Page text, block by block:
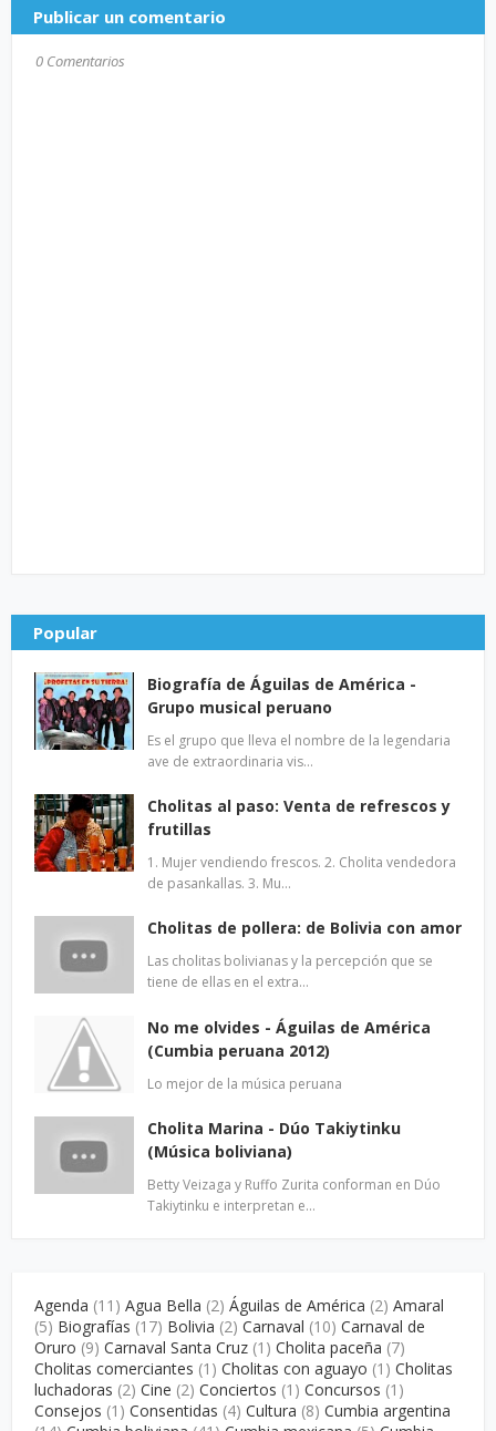
Publicar un comentario
0 Comentarios
Popular
Biografía de Águilas de América -
Grupo musical peruano
Es el grupo que lleva el nombre de la legendaria
ave de extraordinaria vis…
Cholitas al paso: Venta de refrescos y
frutillas
1. Mujer vendiendo frescos. 2. Cholita vendedora
de pasankallas. 3. Mu…
Cholitas de pollera: de Bolivia con amor
Las cholitas bolivianas y la percepción que se
tiene de ellas en el extra…
No me olvides - Águilas de América
(Cumbia peruana 2012)
Lo mejor de la música peruana
Cholita Marina - Dúo Takiytinku
(Música boliviana)
Betty Veizaga y Ruffo Zurita conforman en Dúo
Takiytinku e interpretan e…
Agenda (11) Agua Bella (2) Águilas de América (2) Amaral
(5) Biografías (17) Bolivia (2) Carnaval (10) Carnaval de
Oruro (9) Carnaval Santa Cruz (1) Cholita paceña (7)
Cholitas comerciantes (1) Cholitas con aguayo (1) Cholitas
luchadoras (2) Cine (2) Conciertos (1) Concursos (1)
Consejos (1) Consentidas (4) Cultura (8) Cumbia argentina